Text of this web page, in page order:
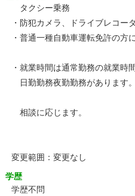
タクシー乗務
・防犯カメラ、ドライブレコー
・普通一種自動車運転免許の
・就業時間は通常勤務の就業時
日勤勤務夜勤勤務があります。
相談に応じます。
変更範囲：変更なし
学歴
学歴不問